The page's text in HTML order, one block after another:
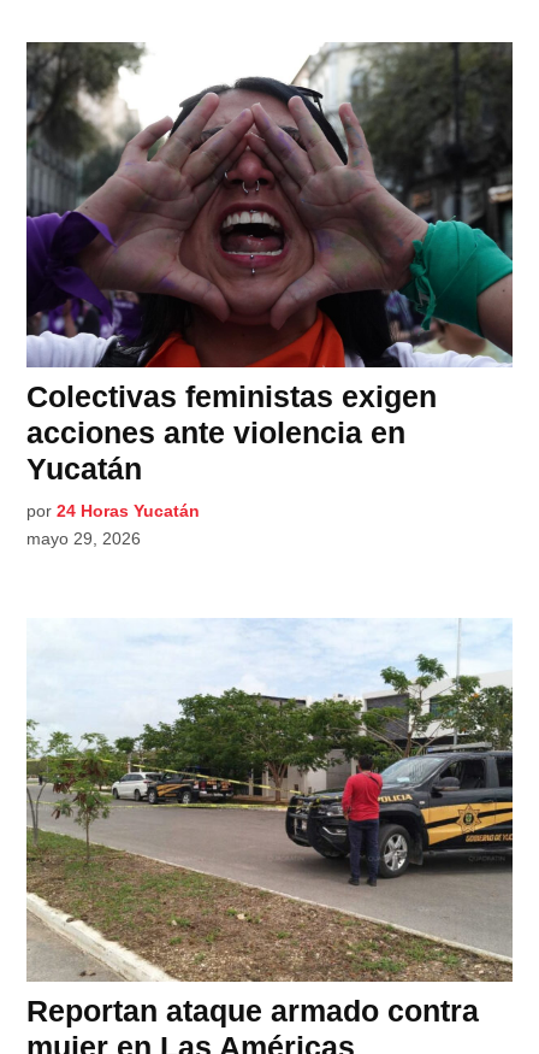
Colectivas feministas exigen
acciones ante violencia en
Yucatán
por 24 Horas Yucatán
mayo 29, 2026
Reportan ataque armado contra
mujer en Las Américas